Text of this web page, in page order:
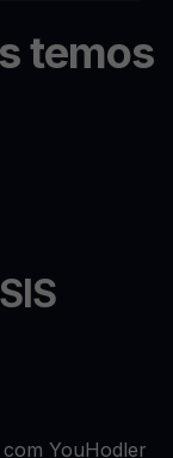
temos
YouHodler